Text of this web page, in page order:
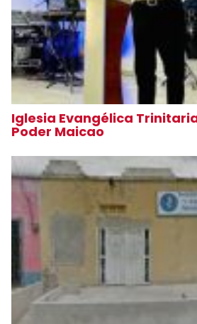
Iglesia Evangélica
Poder Maicao